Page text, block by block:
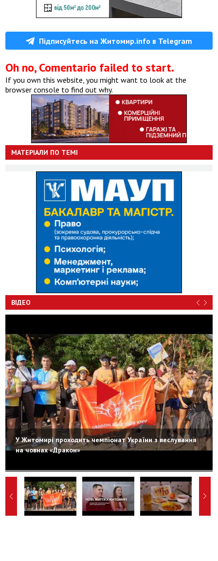
Підписуйтесь на Житомир.info в Telegram
Oh no, Comentario failed to start.
If you own this website, you might want to look at the
browser console to find out why.
МАТЕРІАЛИ ПО ТЕМІ
ВІДЕО
У Житомирі проходить чемпіонат України з веслування
на човнах «Дракон»